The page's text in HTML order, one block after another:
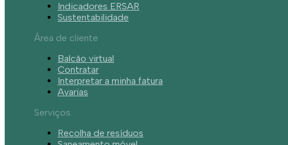
Indicadores ERSAR
Sustentabilidade
Área de cliente
Balcão virtual
Contratar
Interpretar a minha fatura
Avarias
Serviços
Recolha de resíduos